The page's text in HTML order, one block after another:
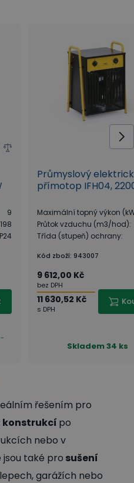
9
Průmyslový
přímotop IFH04,
Maximální topný výkon
Průtok vzduchu (m3/hod):
Třída (stupeň) ochrany:
Kód zboží: 943007
9 612,00 Kč
bez DPH
11 630,52 Kč
s DPH
Skladem34 ks
řešením pro
konstrukcí po
nebo v
také pro sušení
garážích nebo